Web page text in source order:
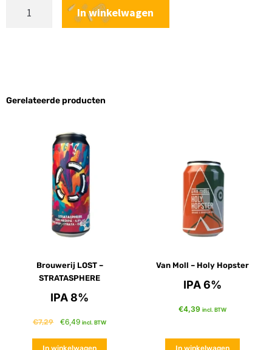
In winkelwagen
Gerelateerde producten
Brouwerij LOST –
STRATASPHERE
IPA 8%
€7,29 €6,49 incl. BTW
Van Moll – Holy Hopster
IPA 6%
€4,39 incl. BTW